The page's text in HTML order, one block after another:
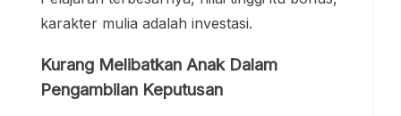
liburan, anak cuma ngikut. Sekarang, gue
ambil suara. Mereka jadi lebih percaya diri
dan mulai belajar tanggung jawab.